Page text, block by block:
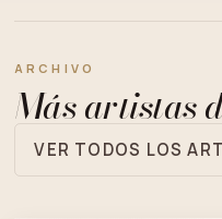
ARCHIVO
Más artistas
VER TODOS LOS